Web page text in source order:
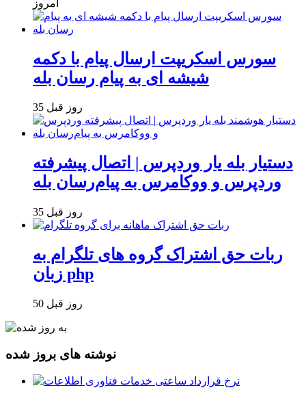
امروز
سورس اسکریپت ارسال پیام با دکمه
شیشه ای به پیام رسان بله
35 روز قبل
دستیار بله یار وردپرس | اتصال پیشرفته
وردپرس و ووکامرس به پیام‌رسان بله
35 روز قبل
ربات حق اشتراک گروه های تلگرام به
زبان php
50 روز قبل
نوشته های بروز شده